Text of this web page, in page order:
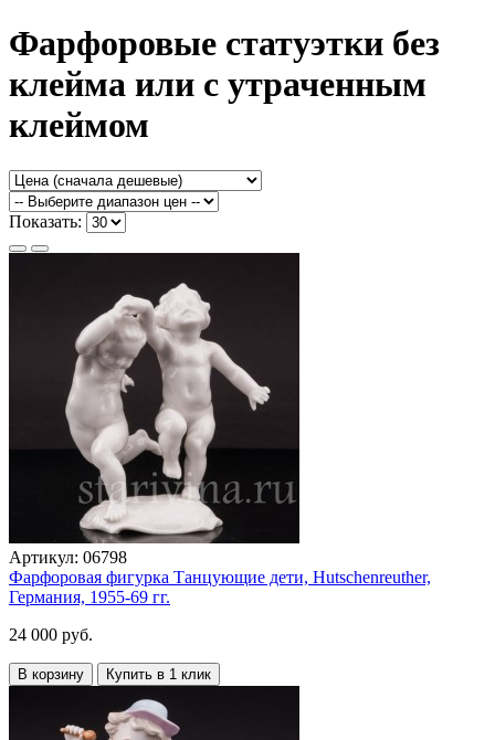
Фарфоровые статуэтки без
клейма или с утраченным
клеймом
Показать:
Артикул: 06798
Фарфоровая фигурка Танцующие дети, Hutschenreuther,
Германия, 1955-69 гг.
24 000 руб.
В корзину Купить в 1 клик